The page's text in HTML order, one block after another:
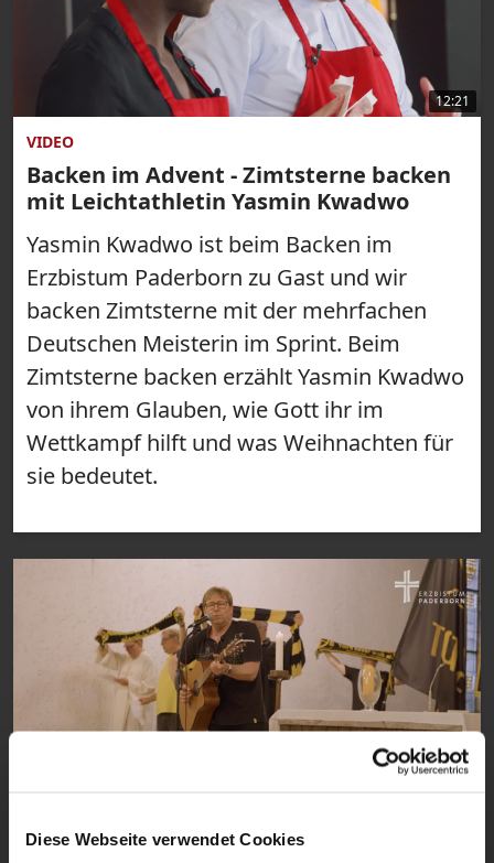
Diese Webseite verwendet Cookies
12:21
VIDEO
Backen im Advent - Zimtsterne backen
mit Leichtathletin Yasmin Kwadwo
Yasmin Kwadwo ist beim Backen im
Erzbistum Paderborn zu Gast und wir
backen Zimtsterne mit der mehrfachen
Deutschen Meisterin im Sprint. Beim
Zimtsterne backen erzählt Yasmin Kwadwo
von ihrem Glauben, wie Gott ihr im
Wettkampf hilft und was Weihnachten für
sie bedeutet.
VIDEO